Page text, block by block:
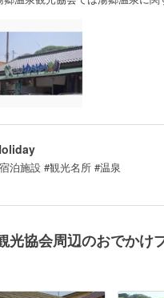
泊施設 #観光名所 #温泉
光協会周辺のおでかけ